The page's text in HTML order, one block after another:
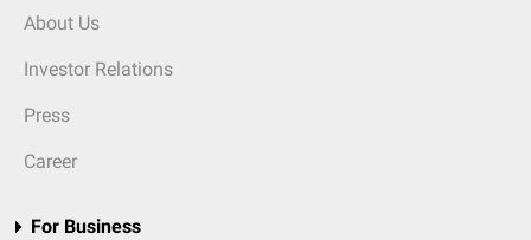
About Us
Investor Relations
Press
Career
For Business